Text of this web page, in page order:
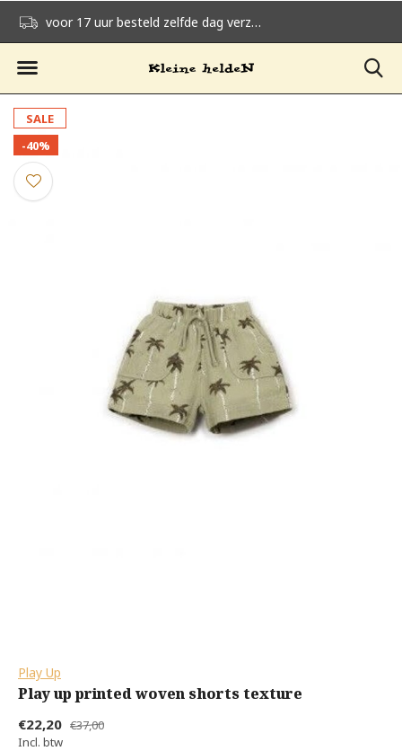
voor 17 uur besteld zelfde dag verzonden
SALE
-40%
Play Up
Play up printed woven shorts texture
€22,20 €37,00
Incl. btw